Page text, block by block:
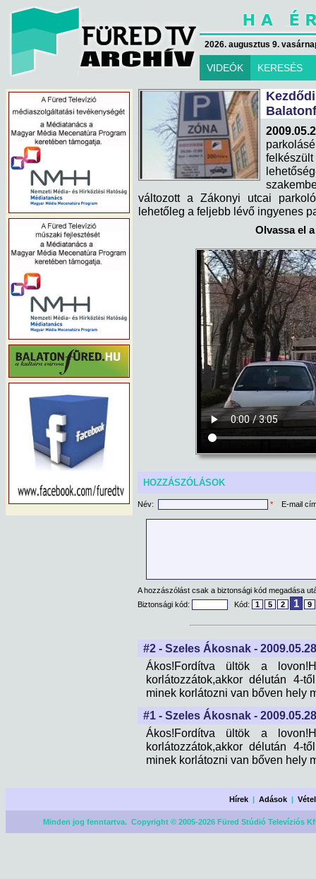
2026. augusztus 9.
VIDEÓK KERESÉS
változott a Zákonyi utcai
lehetőleg a feljebb lévő ingyenes
Olvassa el
HOZZÁSZÓLÁSOK
Név: * E-mail
A hozzászólást csak a biztonsági kód megadása
Biztonsági kód:
Kód: 1 5 2 1 9
#2 - Szeles Ákosnak -
Ákos!Fordítva ültök a
korlátozzátok,akkor délután 4-
minek korlátozni van bőven hely
#1 - Szeles Ákosnak -
Ákos!Fordítva ültök a
korlátozzátok,akkor délután 4-
minek korlátozni van bőven hely
Hírek |Adások |
Minden jog fenntartva. Copyright © 2005-2026 Füred Stúdió Televíziós